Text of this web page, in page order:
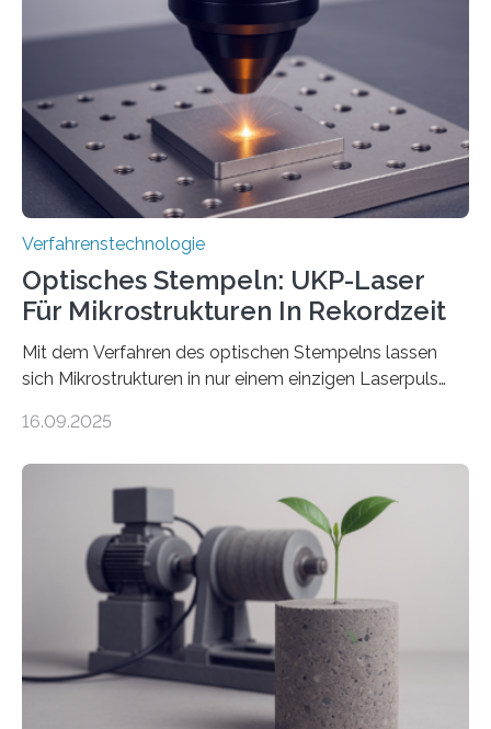
Verfahrenstechnologie
Optisches Stempeln: UKP-Laser
Für Mikrostrukturen In Rekordzeit
Mit dem Verfahren des optischen Stempelns lassen
sich Mikrostrukturen in nur einem einzigen Laserpuls
zeitaufwändiges Abscannen der Fläche. Am Fraunhofer
RWTH Aachen den Strahl eines Ultrakurzpulslasers
mithilfe eines Spatial Light Modulators (SLM) exakt in
das gewünschte Muster und bringen es direkt auf die
Werkstückoberfläche. Das beschleunigt die
Bearbeitung deutlich und eröffnet neue Möglichkeiten
für Branchen wie die stahl- und metallverarbeitende
Industrie oder die Glasverarbeitung. Erste Tests…
16.09.2025